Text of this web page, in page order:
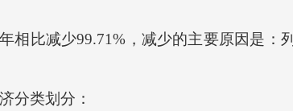
比减少99.71%，减少的主要原因是：
分类划分：